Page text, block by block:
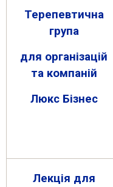
Терепевтична
група
для організацій
та компаній
Люкс Бізнес
Лекція для